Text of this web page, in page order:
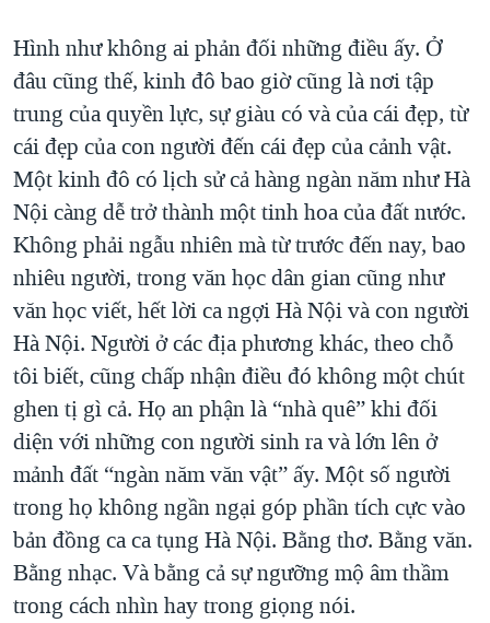
Hình như không ai phản đối những điều ấy. Ở
đâu cũng thế, kinh đô bao giờ cũng là nơi tập
trung của quyền lực, sự giàu có và của cái đẹp, từ
cái đẹp của con người đến cái đẹp của cảnh vật.
Một kinh đô có lịch sử cả hàng ngàn năm như Hà
Nội càng dễ trở thành một tinh hoa của đất nước.
Không phải ngẫu nhiên mà từ trước đến nay, bao
nhiêu người, trong văn học dân gian cũng như
văn học viết, hết lời ca ngợi Hà Nội và con người
Hà Nội. Người ở các địa phương khác, theo chỗ
tôi biết, cũng chấp nhận điều đó không một chút
ghen tị gì cả. Họ an phận là “nhà quê” khi đối
diện với những con người sinh ra và lớn lên ở
mảnh đất “ngàn năm văn vật” ấy. Một số người
trong họ không ngần ngại góp phần tích cực vào
bản đồng ca ca tụng Hà Nội. Bằng thơ. Bằng văn.
Bằng nhạc. Và bằng cả sự ngưỡng mộ âm thầm
trong cách nhìn hay trong giọng nói.